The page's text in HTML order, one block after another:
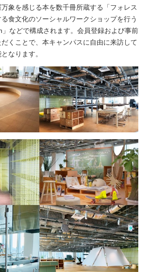
象を感じる本を数千冊所蔵する「フォレス
る食文化のソーシャルワークショップを行う
」などで構成されます。会員登録および事前
くことで、本キャンパスに自由に来訪して
なります。